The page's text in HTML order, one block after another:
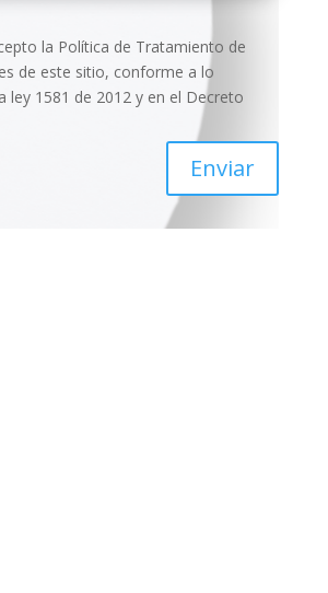
la Política de Tratamiento de
de este sitio, conforme a lo
ley 1581 de 2012 y en el Decreto
Enviar